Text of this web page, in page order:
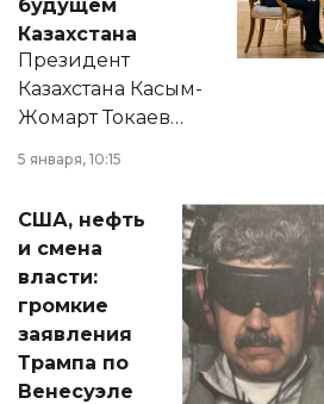
будущем
Казахстана
Президент
Казахстана Касым-
Жомарт Токаев
сразу несколько
актуальных тем —
от слухов о
политических
реформах до
вопросов армии,
экономики и
личного здоровья.
5 января, 10:15
США, нефть
и смена
власти:
громкие
заявления
Трампа по
Венесуэле